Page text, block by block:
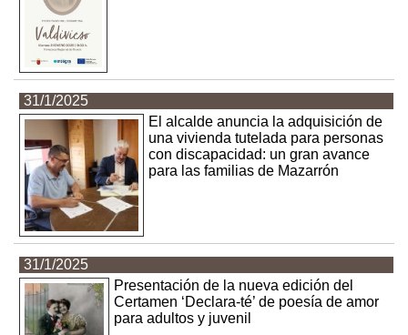
31/1/2025
El alcalde anuncia la adquisición de
una vivienda tutelada para personas
con discapacidad: un gran avance
para las familias de Mazarrón
31/1/2025
Presentación de la nueva edición del
Certamen ‘Declara-té’ de poesía de amor
para adultos y juvenil